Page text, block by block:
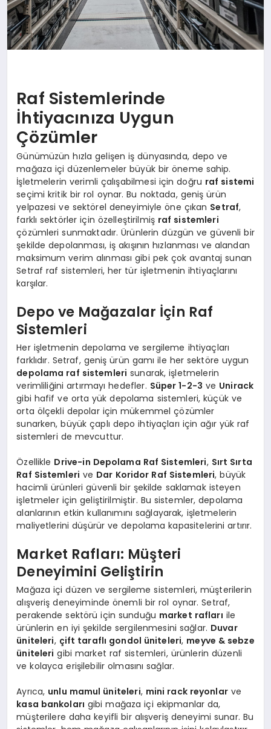
Raf Sistemlerinde
İhtiyacınıza Uygun
Çözümler
Günümüzün hızla gelişen iş dünyasında, depo ve
mağaza içi düzenlemeler büyük bir öneme sahip.
İşletmelerin verimli çalışabilmesi için doğru raf sistemi
seçimi kritik bir rol oynar. Bu noktada, geniş ürün
yelpazesi ve sektörel deneyimiyle öne çıkan Setraf,
farklı sektörler için özelleştirilmiş raf sistemleri
çözümleri sunmaktadır. Ürünlerin düzgün ve güvenli bir
şekilde depolanması, iş akışının hızlanması ve alandan
maksimum verim alınması gibi pek çok avantaj sunan
Setraf raf sistemleri, her tür işletmenin ihtiyaçlarını
karşılar.
Depo ve Mağazalar İçin Raf
Sistemleri
Her işletmenin depolama ve sergileme ihtiyaçları
farklıdır. Setraf, geniş ürün gamı ile her sektöre uygun
depolama raf sistemleri sunarak, işletmelerin
verimliliğini artırmayı hedefler. Süper 1-2-3 ve Unirack
gibi hafif ve orta yük depolama sistemleri, küçük ve
orta ölçekli depolar için mükemmel çözümler
sunarken, büyük çaplı depo ihtiyaçları için ağır yük raf
sistemleri de mevcuttur.
Özellikle Drive-in Depolama Raf Sistemleri, Sırt Sırta
Raf Sistemleri ve Dar Koridor Raf Sistemleri, büyük
hacimli ürünleri güvenli bir şekilde saklamak isteyen
işletmeler için geliştirilmiştir. Bu sistemler, depolama
alanlarının etkin kullanımını sağlayarak, işletmelerin
maliyetlerini düşürür ve depolama kapasitelerini artırır.
Market Rafları: Müşteri
Deneyimini Geliştirin
Mağaza içi düzen ve sergileme sistemleri, müşterilerin
alışveriş deneyiminde önemli bir rol oynar. Setraf,
perakende sektörü için sunduğu market rafları ile
ürünlerin en iyi şekilde sergilenmesini sağlar. Duvar
üniteleri, çift taraflı gondol üniteleri, meyve & sebze
üniteleri gibi market raf sistemleri, ürünlerin düzenli
ve kolayca erişilebilir olmasını sağlar.
Ayrıca, unlu mamul üniteleri, mini rack reyonlarve
kasa bankoları gibi mağaza içi ekipmanlar da,
müşterilere daha keyifli bir alışveriş deneyimi sunar. Bu